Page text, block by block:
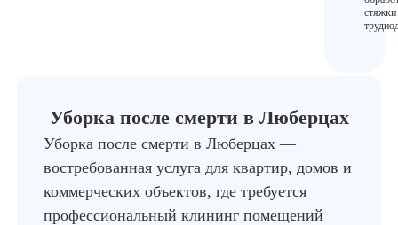
Уборка после смерти в Люберцах
Уборка после смерти в Люберцах —
востребованная услуга для квартир, домов и
коммерческих объектов, где требуется
профессиональный клининг помещений